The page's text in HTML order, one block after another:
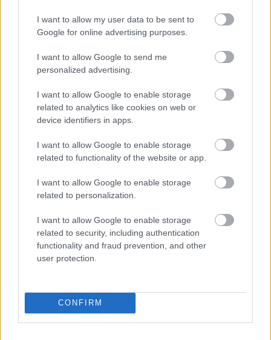
I want to allow my user data to be sent to
Google for online advertising purposes.
I want to allow Google to send me
personalized advertising.
I want to allow Google to enable storage
related to analytics like cookies on web or
device identifiers in apps.
I want to allow Google to enable storage
related to functionality of the website or app.
I want to allow Google to enable storage
related to personalization.
I want to allow Google to enable storage
related to security, including authentication
functionality and fraud prevention, and other
user protection.
CONFIRM
izgalmasabbnak tűnik az egész, de megélni is…
Őszi pavlova
Maradék tojásfehérje...sok maradék
tojásfehérje....mi legyen? Macaron? Neeem, imádom,
de most nincs kedvem ekkora gürchöz, valami pite
habcsóktetővel? Úúú, várjunkcsak! Pavlova! Ezaz!
Pavlova! Kicsit sok idő, mire kész, de kibírjuk, megéri
várni rá! És mi lesz a topping? Ősz…
Sütőtökös rizottó és sütőtökös-
csirkés rétes balzsamkrémmel
A szezon utolsó sütőtökösei
2012. február 05.
Nagyon gyatrák a sütőtökök, dehát februárban ez
nem meglepő. Biztos van olyan hely, ahol még
mindig lehet szépeket találni, de annyira azért nem